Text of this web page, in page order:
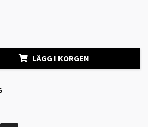
LÄGG I KORGEN